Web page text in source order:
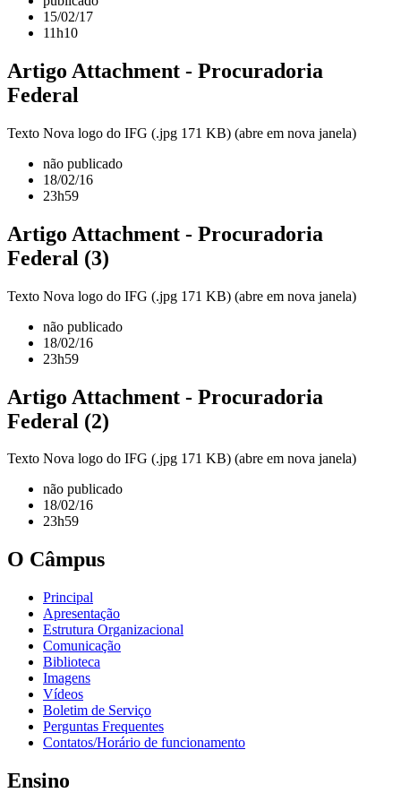
15/02/17
11h10
Artigo Attachment - Procuradoria
Federal
Texto Nova logo do IFG (.jpg 171 KB) (abre em nova janela)
não publicado
18/02/16
23h59
Artigo Attachment - Procuradoria
Federal (3)
Texto Nova logo do IFG (.jpg 171 KB) (abre em nova janela)
não publicado
18/02/16
23h59
Artigo Attachment - Procuradoria
Federal (2)
Texto Nova logo do IFG (.jpg 171 KB) (abre em nova janela)
não publicado
18/02/16
23h59
O Câmpus
Principal
Apresentação
Estrutura Organizacional
Comunicação
Biblioteca
Imagens
Vídeos
Boletim de Serviço
Perguntas Frequentes
Contatos/Horário de funcionamento
Ensino